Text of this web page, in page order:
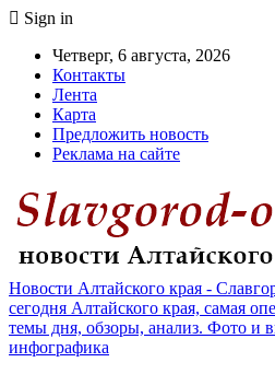
Sign in
Четверг, 6 августа, 2026
Контакты
Лента
Карта
Предложить новость
Реклама на сайте
Новости Алтайского края -
сегодня Алтайского края, самая
темы дня, обзоры, анализ. Фото и
инфографика